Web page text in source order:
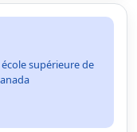
supérieure de